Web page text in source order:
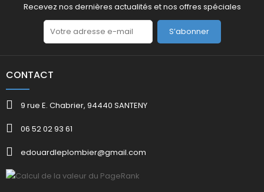
Recevez nos dernières actualités et nos offres spéciales
S’abonner
CONTACT
9 rue E. Chabrier, 94440 SANTENY
06 52 02 93 61
edouardleplombier@gmail.com